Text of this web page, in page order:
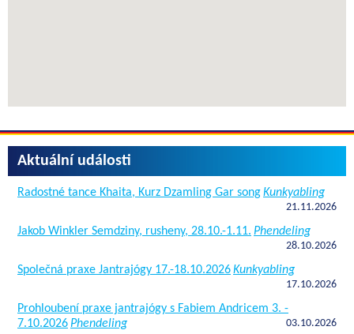
Aktuální události
Radostné tance Khaita, Kurz Dzamling Gar songKunkyabling
21.11.2026
Jakob Winkler Semdziny, rusheny, 28.10.-1.11. Phendeling
28.10.2026
Společná praxe Jantrajógy 17.-18.10.2026Kunkyabling
17.10.2026
Prohloubení praxe jantrajógy s Fabiem Andricem 3. -
7.10.2026Phendeling 03.10.2026